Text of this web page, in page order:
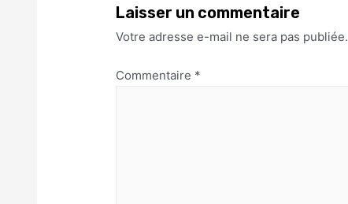
Laisser un commentaire
Votre adresse e-mail ne sera pas publiée.
Commentaire *